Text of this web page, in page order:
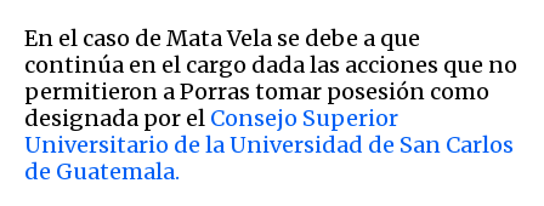
En el caso de Mata Vela se debe a que
continúa en el cargo dada las acciones que no
permitieron a Porras tomar posesión como
designada por el Consejo Superior
Universitario de la Universidad de San Carlos
de Guatemala.